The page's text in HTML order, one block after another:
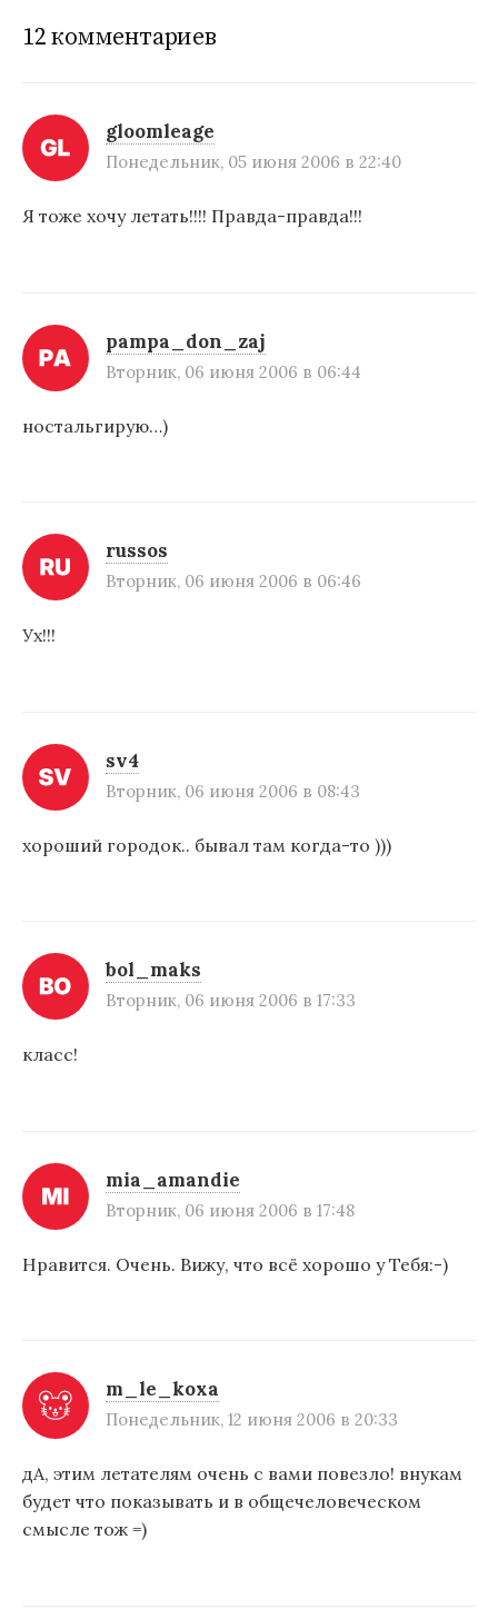
г
и
я
п
а
п
12 комментариев
gloomleage
Понедельник, 05 июня 2006 в 22:40
Я тоже хочу летать!!!! Правда-правда!!!
pampa_don_zaj
Вторник, 06 июня 2006 в 06:44
ностальгирую…)
russos
Вторник, 06 июня 2006 в 06:46
Ух!!!
sv4
Вторник, 06 июня 2006 в 08:43
хороший городок.. бывал там когда-то )))
bol_maks
Вторник, 06 июня 2006 в 17:33
класс!
mia_amandie
Вторник, 06 июня 2006 в 17:48
Нравится. Очень. Вижу, что всё хорошо у Тебя:-)
m_le_koxa
Понедельник, 12 июня 2006 в 20:33
дА, этим летателям очень с вами повезло! внукам
будет что показывать и в общечеловеческом
смысле тож =)